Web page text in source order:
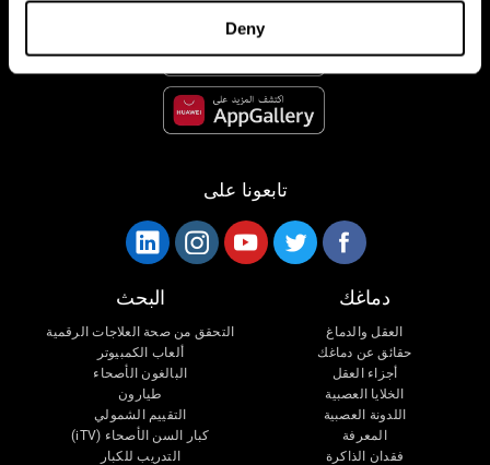
Deny
تابعونا على
دماغك
العقل والدماغ
حقائق عن دماغك
أجزاء العقل
الخلايا العصبية
اللدونة العصبية
المعرفة
فقدان الذاكرة
البحث
التحقق من صحة العلاجات الرقمية
ألعاب الكمبيوتر
البالغون الأصحاء
طيارون
التقييم الشمولي
كبار السن الأصحاء (iTV)
التدريب للكبار